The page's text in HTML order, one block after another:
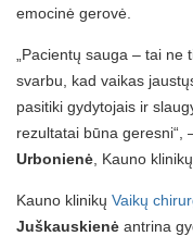
emocinė gerovė.
„Pacientų sauga – tai
svarbu, kad vaikas
pasitiki gydytojais ir
rezultatai būna geresni“,
Urbonienė , Kauno klinikų
Kauno klinikų Vaikų
Juškauskienė antrina